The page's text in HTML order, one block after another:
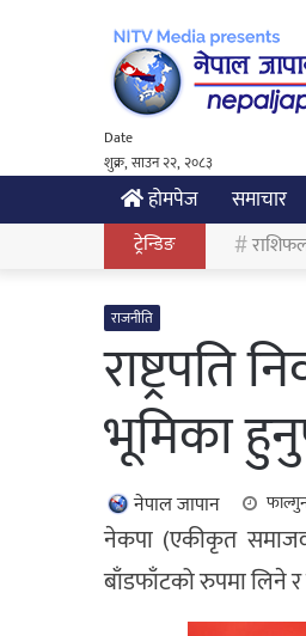
Date
शुक्र, साउन २२, २०८३
होमपेज समाचार
ट्रेन्डिङ
राजनीति
राष्ट्रपति
भूमिका
नेपाल जापान
नेकपा (एकीकृत
बाँडफाँटको रुपमा लिने